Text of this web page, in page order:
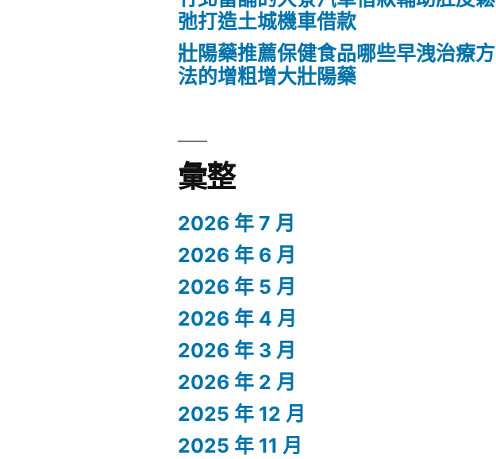
弛打造土城機車借款
壯陽藥推薦保健食品哪些早洩治療方
法的增粗增大壯陽藥
彙整
2026 年 7 月
2026 年 6 月
2026 年 5 月
2026 年 4 月
2026 年 3 月
2026 年 2 月
2025 年 12 月
2025 年 11 月